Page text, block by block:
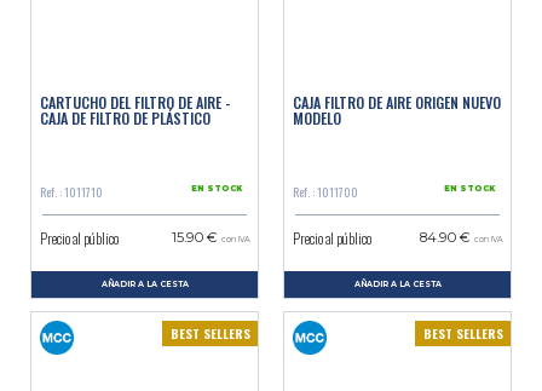
CARTUCHO DEL FILTRO DE AIRE -
CAJA DE FILTRO DE PLÁSTICO
Ref. : 1011710 EN STOCK
Precio al público 15.90 € con IVA
AÑADIR A LA CESTA
CAJA FILTRO DE AIRE ORIGEN NUEVO
MODELO
Ref. : 1011700 EN STOCK
Precio al público 84.90 € con IVA
AÑADIR A LA CESTA
BEST SELLERS BEST SELLERS